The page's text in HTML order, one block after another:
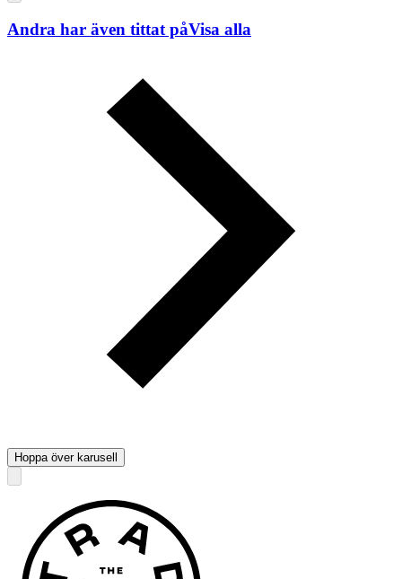
Andra har även tittat påVisa alla
Hoppa över karusell